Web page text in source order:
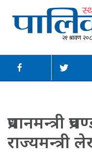
२१ श्रावण
प्रधानमन्त्री
राज्यमन्त्री